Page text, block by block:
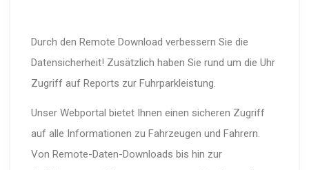
Durch den Remote Download verbessern Sie die
Datensicherheit! Zusätzlich haben Sie rund um die Uhr
Zugriff auf Reports zur Fuhrparkleistung.
Unser Webportal bietet Ihnen einen sicheren Zugriff
auf alle Informationen zu Fahrzeugen und Fahrern.
Von Remote-Daten-Downloads bis hin zur